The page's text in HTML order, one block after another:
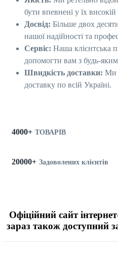
бути впевнені у їх високій
Досвід: Більше двох
нашої надійності та
Сервіс: Наша клієнтська
допомогти вам з будь-
Швидкість доставки: Ми
доставку по всій Україні.
4000+ ТОВАРІВ
20000+ Задоволених клієнтів
Офіційний сайт
зараз також доступний